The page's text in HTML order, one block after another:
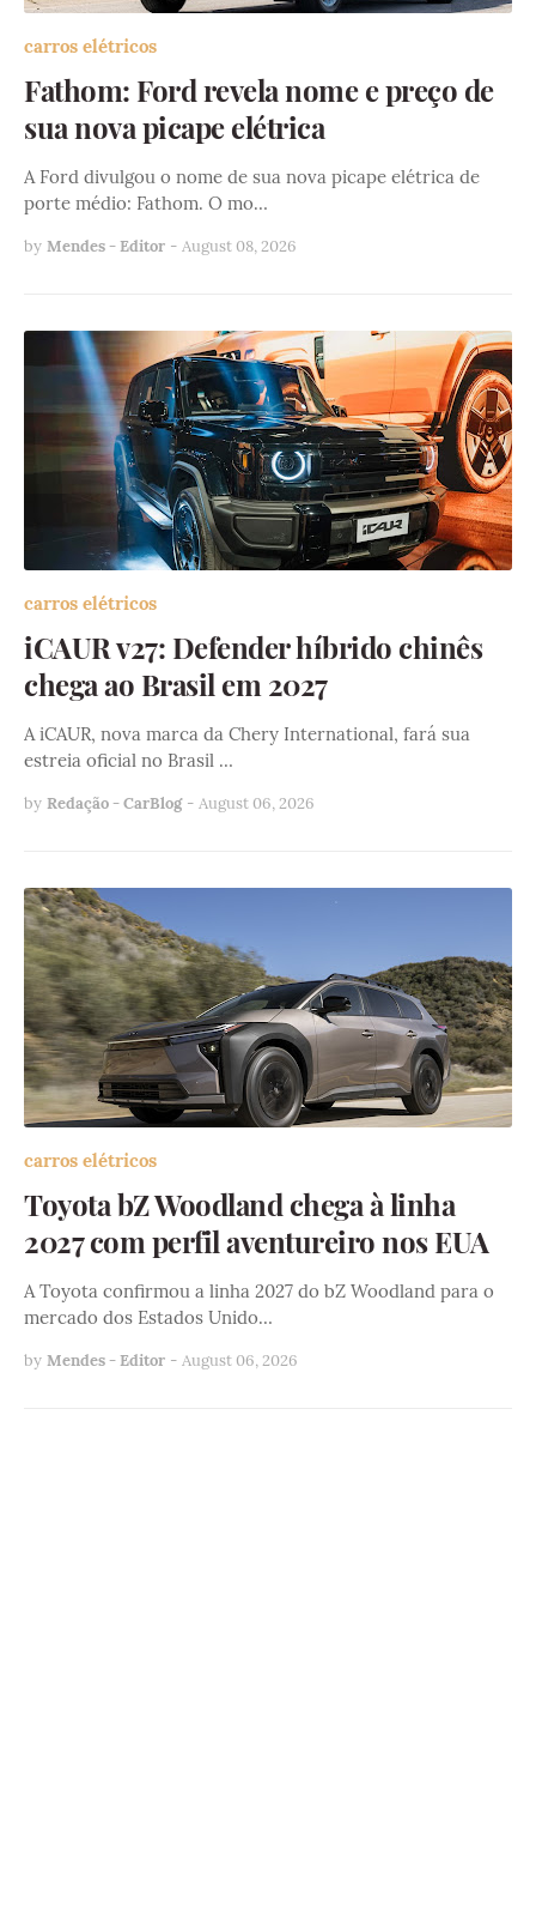
carros elétricos
Fathom: Ford revela nome e preço de
sua nova picape elétrica
A Ford divulgou o nome de sua nova picape elétrica de
porte médio: Fathom. O mo…
by Mendes - Editor - August 08, 2026
carros elétricos
iCAUR v27: Defender híbrido chinês
chega ao Brasil em 2027
A iCAUR, nova marca da Chery International, fará sua
estreia oficial no Brasil …
by Redação - CarBlog - August 06, 2026
carros elétricos
Toyota bZ Woodland chega à linha
2027 com perfil aventureiro nos EUA
A Toyota confirmou a linha 2027 do bZ Woodland para o
mercado dos Estados Unido…
by Mendes - Editor - August 06, 2026